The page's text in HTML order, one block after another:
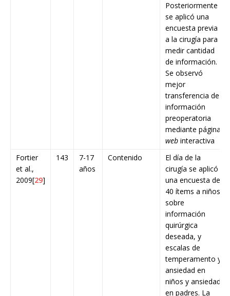
Posteriormente
se aplicó una
encuesta previa
a la cirugía para
medir cantidad
de información.
Se observó
mejor
transferencia de
información
preoperatoria
mediante página
web interactiva
Fortier
et al.,
2009[29]
143
7-17
años
Contenido
El día de la
cirugía se aplicó
una encuesta de
40 ítems a niños
sobre
información
quirúrgica
deseada, y
escalas de
temperamento y
ansiedad en
niños y ansiedad
en padres. La